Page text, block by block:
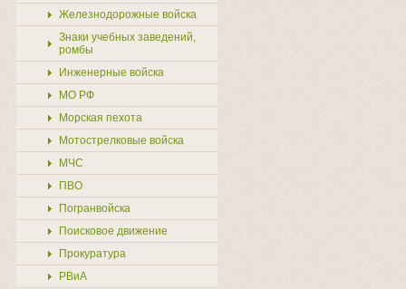
Железнодорожные войска
Знаки учебных заведений,
ромбы
Инженерные войска
МО РФ
Морская пехота
Мотострелковые войска
МЧС
ПВО
Погранвойска
Поисковое движение
Прокуратура
РВиА